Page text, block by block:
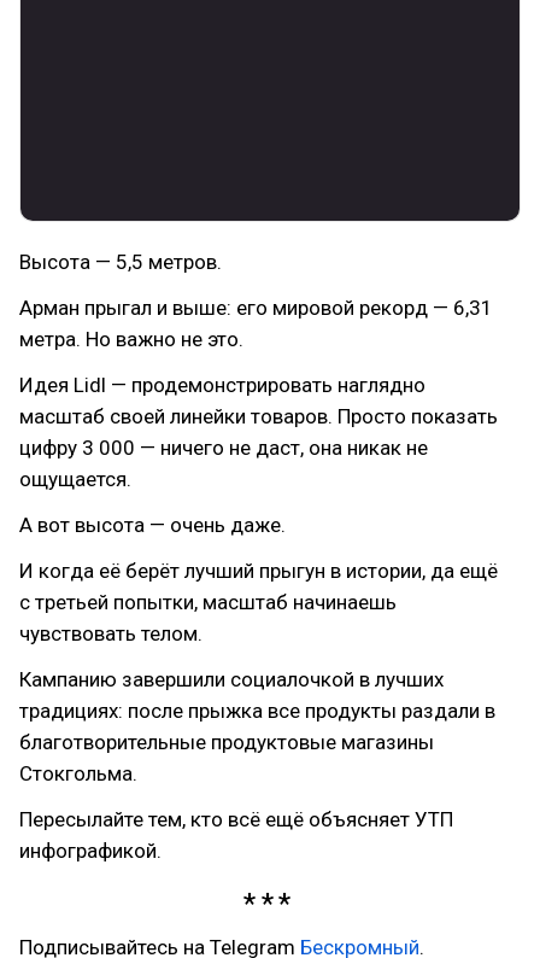
Высота — 5,5 метров.
Арман прыгал и выше: его мировой рекорд — 6,31
метра. Но важно не это.
Идея Lidl — продемонстрировать наглядно
масштаб своей линейки товаров. Просто показать
цифру 3 000 — ничего не даст, она никак не
ощущается.
А вот высота — очень даже.
И когда её берёт лучший прыгун в истории, да ещё
с третьей попытки, масштаб начинаешь
чувствовать телом.
Кампанию завершили социалочкой в лучших
традициях: после прыжка все продукты раздали в
благотворительные продуктовые магазины
Стокгольма.
Пересылайте тем, кто всё ещё объясняет УТП
инфографикой.
Подписывайтесь на Telegram Бескромный.